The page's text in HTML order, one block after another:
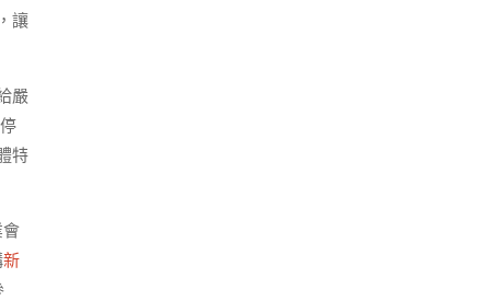
讓
嚴
特
會
新